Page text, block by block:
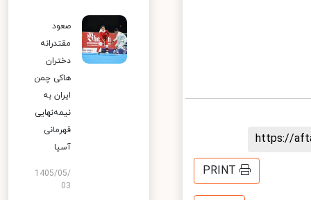
https://
PRINT
صعود
مقتدرانه
دختران
هاکی چمن
ایران به
نیمه‌نهایی
قهرمانی
آسیا
1405/05/
03